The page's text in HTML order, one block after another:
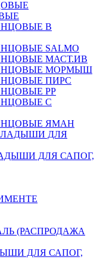
В
SALMO
МАСТ.ИВ
МОРМЫШ
ПИРС
РР
С
ЯМАН
ДЛЯ САПОГ,
(РАСПРОДАЖА
ДЛЯ САПОГ,